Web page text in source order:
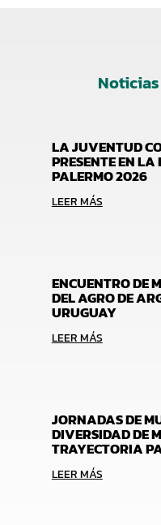
LA JUVENTUD
PRESENTE EN
PALERMO 2026
LEER MÁS
ENCUENTRO DE
DEL AGRO DE
URUGUAY
LEER MÁS
JORNADAS DE
DIVERSIDAD DE
TRAYECTORIA
LEER MÁS